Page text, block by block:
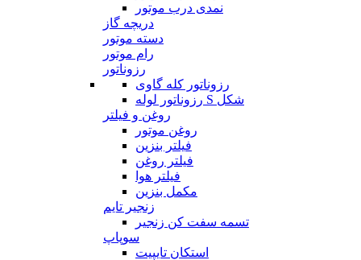
نمدی درب موتور
دریچه گاز
دسته موتور
رام موتور
رزوناتور
رزوناتور کله گاوی
رزوناتور لوله S شکل
روغن و فیلتر
روغن موتور
فیلتر بنزین
فیلتر روغن
فیلتر هوا
مکمل بنزین
زنجیر تایم
تسمه سفت کن زنجیر
سوپاپ
استکان تایپیت